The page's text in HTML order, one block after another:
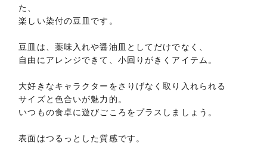
た、
楽しい染付の豆皿です。
豆皿は、薬味入れや醤油皿としてだけでなく、
自由にアレンジできて、小回りがきくアイテム。
大好きなキャラクターをさりげなく取り入れられる
サイズと色合いが魅力的。
いつもの食卓に遊びごころをプラスしましょう。
表面はつるっとした質感です。